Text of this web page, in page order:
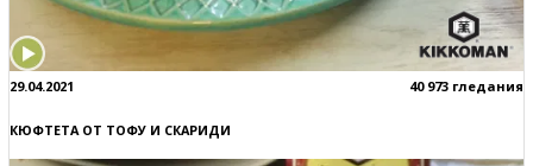
29.04.2021 40 973 гледания
КЮФТЕТА ОТ ТОФУ И СКАРИДИ